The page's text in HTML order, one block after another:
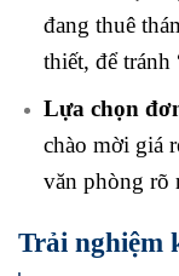
đang thuê
thiết, để tránh
Lựa chọn
chào mời giá
văn phòng rõ
Trải nghiệm